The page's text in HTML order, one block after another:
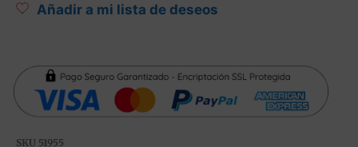
Añadir a mi lista de deseos
SKU 51955